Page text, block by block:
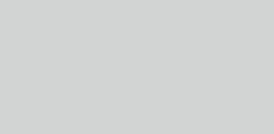
et participe à
dirige un
les acteurs du
Direction
Production :